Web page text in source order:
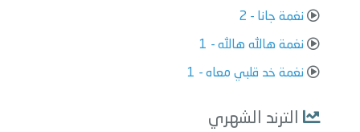
نغمة جانا - 2
نغمة هالله هالله - 1
نغمة خد قلبي معاه - 1
الترند الشهري